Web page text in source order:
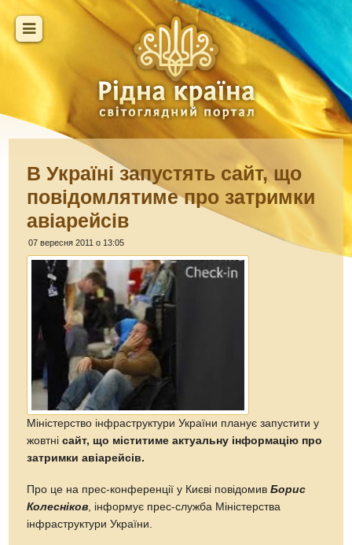
В Україні запустять сайт, що
повідомлятиме про затримки
авіарейсів
07 вересня 2011 о 13:05
Міністерство інфраструктури України планує запустити у
жовтнісайт, що міститиме актуальну інформацію про
затримки авіарейсів.
Про це на прес-конференції у Києві повідомивБорис
Колесніков , інформує прес-служба Міністерства
інфраструктури України.